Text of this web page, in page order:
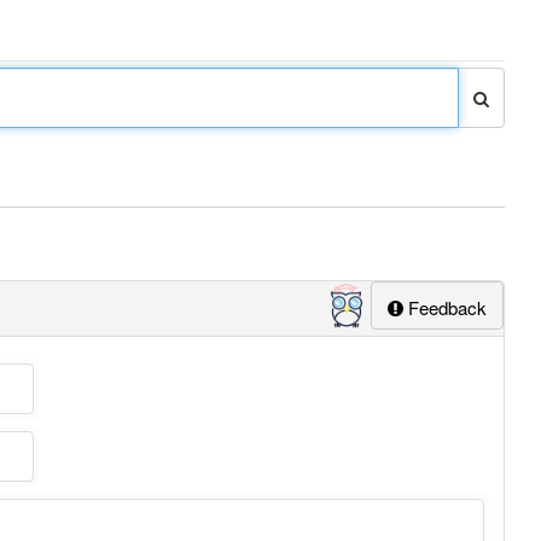
Feedback